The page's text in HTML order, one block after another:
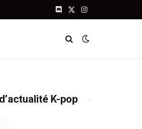
Discord
X
Instagram
K-pop